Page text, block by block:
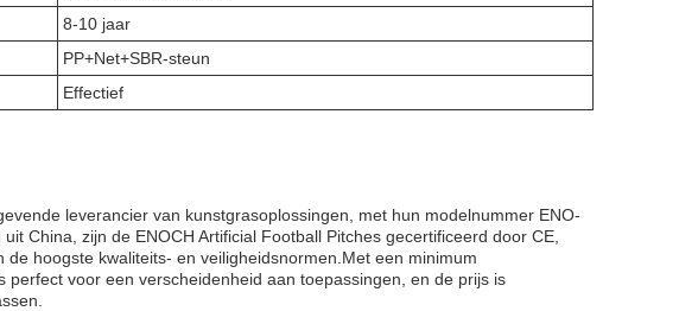
8-10 jaar
PP+Net+SBR-steun
Effectief
leverancier van kunstgrasoplossingen, met hun modelnummer ENO-
China, zijn de ENOCH Artificial Football Pitches gecertificeerd door CE,
hoogste kwaliteits- en veiligheidsnormen.Met een minimum
voor een verscheidenheid aan toepassingen, en de prijs is